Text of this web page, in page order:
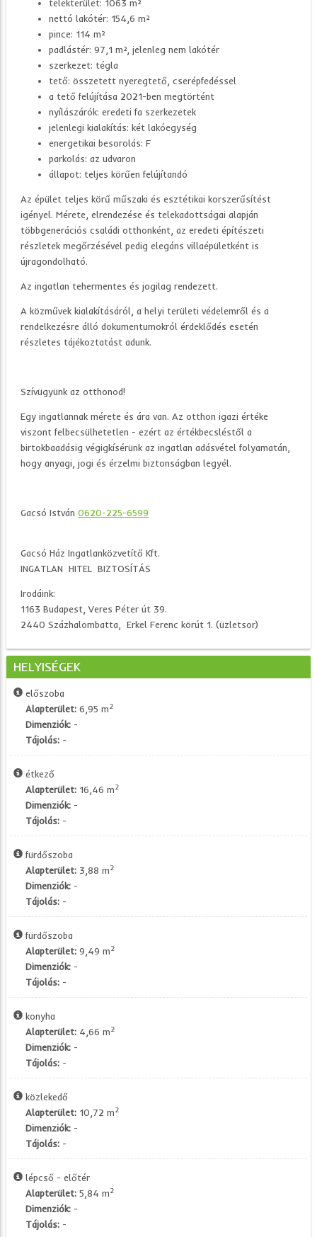
telekterület: 1063 m²
nettó lakótér: 154,6 m²
pince: 114 m²
padlástér: 97,1 m², jelenleg nem lakótér
szerkezet: tégla
tető: összetett nyeregtető, cserépfedéssel
a tető felújítása 2021-ben megtörtént
nyílászárók: eredeti fa szerkezetek
jelenlegi kialakítás: két lakóegység
energetikai besorolás: F
parkolás: az udvaron
állapot: teljes körűen felújítandó
Az épület teljes körű műszaki és esztétikai korszerűsítést
igényel. Mérete, elrendezése és telekadottságai alapján
többgenerációs családi otthonként, az eredeti építészeti
részletek megőrzésével pedig elegáns villaépületként is
újragondolható.
Az ingatlan tehermentes és jogilag rendezett.
A közművek kialakításáról, a helyi területi védelemről és a
rendelkezésre álló dokumentumokról érdeklődés esetén
részletes tájékoztatást adunk.
Szívügyünk az otthonod!
Egy ingatlannak mérete és ára van. Az otthon igazi értéke
viszont felbecsülhetetlen - ezért az értékbecsléstől a
birtokbaadásig végigkísérünk az ingatlan adásvétel folyamatán,
hogy anyagi, jogi és érzelmi biztonságban legyél.
Gacsó István0620-225-6599
Gacsó Ház Ingatlanközvetítő Kft.
INGATLAN HITEL BIZTOSÍTÁS
Irodáink:
1163 Budapest, Veres Péter út 39.
2440 Százhalombatta, Erkel Ferenc körút 1. (üzletsor)
HELYISÉGEK
előszoba
Alapterület: 6,95 m2
Dimenziók: -
Tájolás: -
étkező
Alapterület: 16,46 m2
Dimenziók: -
Tájolás: -
fürdőszoba
Alapterület: 3,88 m2
Dimenziók: -
Tájolás: -
fürdőszoba
Alapterület: 9,49 m2
Dimenziók: -
Tájolás: -
konyha
Alapterület: 4,66 m2
Dimenziók: -
Tájolás: -
közlekedő
Alapterület: 10,72 m2
Dimenziók: -
Tájolás: -
lépcső - előtér
Alapterület: 5,84 m2
Dimenziók: -
Tájolás: -